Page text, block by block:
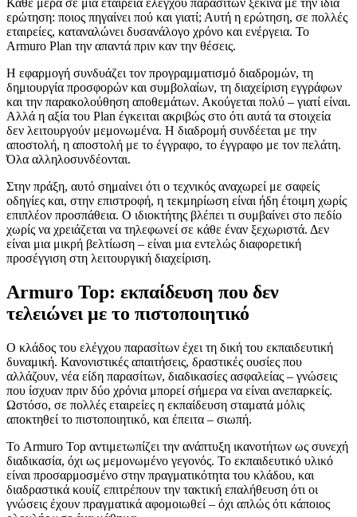
Κάθε μέρα σε μια εταιρεία ελέγχου παρασίτων ξεκινά με την ίδια
ερώτηση: ποιος πηγαίνει πού και γιατί; Αυτή η ερώτηση, σε πολλές
εταιρείες, καταναλώνει δυσανάλογο χρόνο και ενέργεια. Το
Armuro Plan την απαντά πριν καν την θέσεις.
Η εφαρμογή συνδυάζει τον προγραμματισμό διαδρομών, τη
δημιουργία προσφορών και συμβολαίων, τη διαχείριση εγγράφων
και την παρακολούθηση αποθεμάτων. Ακούγεται πολύ – γιατί είναι.
Αλλά η αξία του Plan έγκειται ακριβώς στο ότι αυτά τα στοιχεία
δεν λειτουργούν μεμονωμένα. Η διαδρομή συνδέεται με την
αποστολή, η αποστολή με το έγγραφο, το έγγραφο με τον πελάτη.
Όλα αλληλοσυνδέονται.
Στην πράξη, αυτό σημαίνει ότι ο τεχνικός αναχωρεί με σαφείς
οδηγίες και, στην επιστροφή, η τεκμηρίωση είναι ήδη έτοιμη χωρίς
επιπλέον προσπάθεια. Ο ιδιοκτήτης βλέπει τι συμβαίνει στο πεδίο
χωρίς να χρειάζεται να τηλεφωνεί σε κάθε έναν ξεχωριστά. Δεν
είναι μια μικρή βελτίωση – είναι μια εντελώς διαφορετική
προσέγγιση στη λειτουργική διαχείριση.
Armuro Top: εκπαίδευση που δεν
τελειώνει με το πιστοποιητικό
Ο κλάδος του ελέγχου παρασίτων έχει τη δική του εκπαιδευτική
δυναμική. Κανονιστικές απαιτήσεις, δραστικές ουσίες που
αλλάζουν, νέα είδη παρασίτων, διαδικασίες ασφαλείας – γνώσεις
που ίσχυαν πριν δύο χρόνια μπορεί σήμερα να είναι ανεπαρκείς.
Ωστόσο, σε πολλές εταιρείες η εκπαίδευση σταματά μόλις
αποκτηθεί το πιστοποιητικό, και έπειτα – σιωπή.
Το Armuro Top αντιμετωπίζει την ανάπτυξη ικανοτήτων ως συνεχή
διαδικασία, όχι ως μεμονωμένο γεγονός. Το εκπαιδευτικό υλικό
είναι προσαρμοσμένο στην πραγματικότητα του κλάδου, και
διαδραστικά κουίζ επιτρέπουν την τακτική επαλήθευση ότι οι
γνώσεις έχουν πραγματικά αφομοιωθεί – όχι απλώς ότι κάποιος